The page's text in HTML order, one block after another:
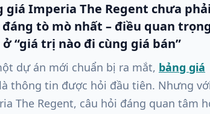
giá Imperia The Regent chưa phải
tò mò nhất – điều quan trọng
“giá trị nào đi cùng giá bán”
dự án mới chuẩn bị ra mắt, bảng giá
thông tin được hỏi đầu tiên. Nhưng với
The Regent, câu hỏi đáng quan tâm